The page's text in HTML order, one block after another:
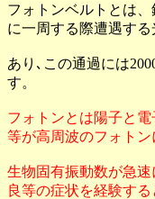
フォトンベルトとは
に一周する際遭遇す
あり､この通過には
す。
フォトンとは陽子と
等が高周波のフォトン
生物固有振動数が急
良等の症状を経験する